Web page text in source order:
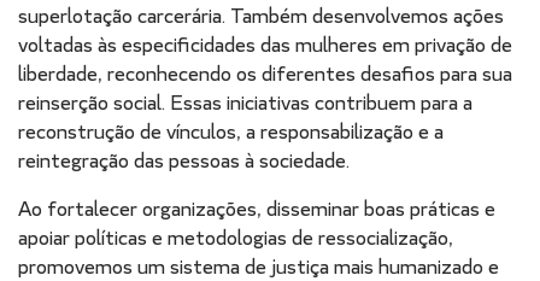
superlotação carcerária. Também desenvolvemos ações
voltadas às especificidades das mulheres em privação de
liberdade, reconhecendo os diferentes desafios para sua
reinserção social. Essas iniciativas contribuem para a
reconstrução de vínculos, a responsabilização e a
reintegração das pessoas à sociedade.
Ao fortalecer organizações, disseminar boas práticas e
apoiar políticas e metodologias de ressocialização,
promovemos um sistema de justiça mais humanizado e